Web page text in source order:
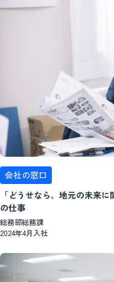
会社の窓口
「どうせなら、地元の未来
の仕事
総務部総務課
2024年4月入社